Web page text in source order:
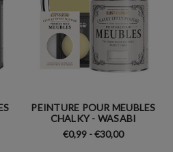
PEINTURE POUR MEUBLES
CHALKY - WASABI
€0,99 - €30,00